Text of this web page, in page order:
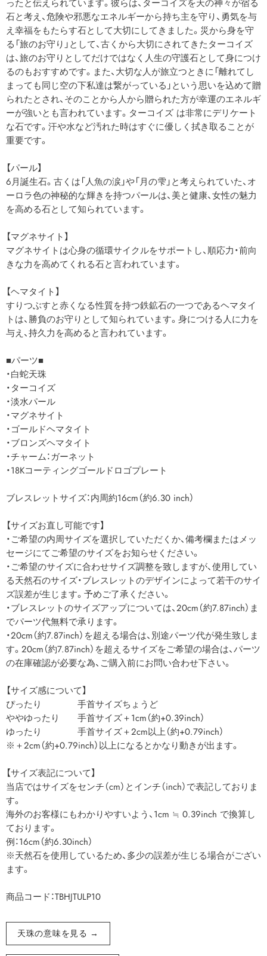
ったと伝えられています。彼らは、ターコイズを天の神々が宿る
石と考え、危険や邪悪なエネルギーから持ち主を守り、勇気を与
え幸福をもたらす石として大切にしてきました。災から身を守
る「旅のお守り」として、古くから大切にされてきたターコイズ
は、旅のお守りとしてだけではなく人生の守護石として身につけ
るのもおすすめです。また、大切な人が旅立つときに「離れてし
まっても同じ空の下私達は繋がっている」という思いを込めて贈
られたとされ、そのことから人から贈られた方が幸運のエネルギ
ーが強いとも言われています。ターコイズ は非常にデリケート
な石です。汗や水など汚れた時はすぐに優しく拭き取ることが
重要です。
【パール】
6月誕生石。古くは「人魚の涙」や「月の雫」と考えられていた、オ
ーロラ色の神秘的な輝きを持つパールは、美と健康、女性の魅力
を高める石として知られています。
【マグネサイト】
マグネサイトは心身の循環サイクルをサポートし、順応力・前向
きな力を高めてくれる石と言われています。
【ヘマタイト】
すりつぶすと赤くなる性質を持つ鉄鉱石の一つであるヘマタイ
トは、勝負のお守りとして知られています。身につける人に力を
与え、持久力を高めると言われています。
■パーツ■
・白蛇天珠
・ターコイズ
・淡水パール
・マグネサイト
・ゴールドヘマタイト
・ブロンズヘマタイト
・チャーム：ガーネット
・18Kコーティングゴールドロゴプレート
ブレスレットサイズ：内周約16cm（約6.30 inch）
【サイズお直し可能です】
・ご希望の内周サイズを選択していただくか、備考欄またはメッ
セージにてご希望のサイズをお知らせください。
・ご希望のサイズに合わせサイズ調整を致しますが、使用してい
る天然石のサイズ・ブレスレットのデザインによって若干のサイ
ズ誤差が生じます。予めご了承ください。
・ブレスレットのサイズアップについては、20cm（約7.87inch）ま
でパーツ代無料で承ります。
・20cm（約7.87inch）を超える場合は、別途パーツ代が発生致しま
す。20cm（約7.87inch）を超えるサイズをご希望の場合は、パーツ
の在庫確認が必要な為、ご購入前にお問い合わせ下さい。
【サイズ感について】
ぴったり 手首サイズちょうど
ややゆったり 手首サイズ＋1cm（約+0.39inch）
ゆったり 手首サイズ＋2cm以上（約+0.79inch）
※＋2cm（約+0.79inch）以上になるとかなり動きが出ます。
【サイズ表記について】
当店ではサイズをセンチ（cm）とインチ（inch）で表記しておりま
す。
海外のお客様にもわかりやすいよう、1cm ≒ 0.39inch で換算し
ております。
例：16cm（約6.30inch）
※天然石を使用しているため、多少の誤差が生じる場合がござい
ます。
商品コード：TBHJTULP10
天珠の意味を見る →